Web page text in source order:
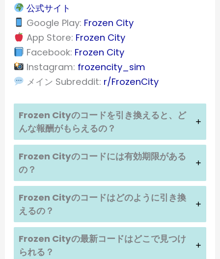
公式サイト
Google Play: Frozen City
App Store: Frozen City
Facebook: Frozen City
Instagram: frozencity_sim
メイン Subreddit: r/FrozenCity
Frozen Cityのコードを引き換えると、ど
んな報酬がもらえるの？
Frozen Cityのコードには有効期限がある
の？
Frozen Cityのコードはどのように引き換
えるの？
Frozen Cityの最新コードはどこで見つけ
られる？